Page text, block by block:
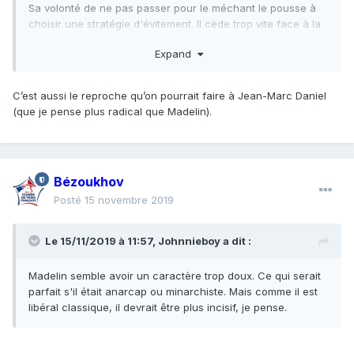
Sa volonté de ne pas passer pour le méchant le pousse à
choisir une stratégie d'évitement. Il cède trop vite face à la
petit argument utilitariste ou faire appel au réalisme. Depuis
Expand
C’est aussi le reproche qu’on pourrait faire à Jean-Marc Daniel
(que je pense plus radical que Madelin).
Bézoukhov
Posté 15 novembre 2019
Le 15/11/2019 à 11:57, Johnnieboya dit :
Madelin semble avoir un caractère trop doux. Ce qui serait
parfait s'il était anarcap ou minarchiste. Mais comme il est
libéral classique, il devrait être plus incisif, je pense.